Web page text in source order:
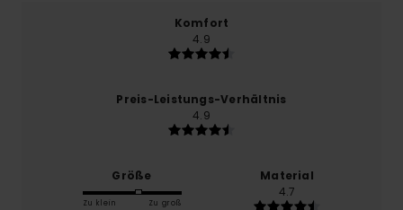
Komfort
4.9
Preis-Leistungs-Verhältnis
4.9
Größe
Zu klein Zu groß
Material
4.7